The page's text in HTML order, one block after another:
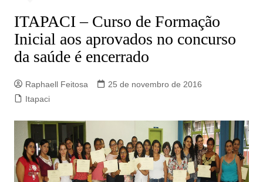
ITAPACI – Curso de Formação
Inicial aos aprovados no concurso
da saúde é encerrado
Raphaell Feitosa
25 de novembro de 2016
Itapaci